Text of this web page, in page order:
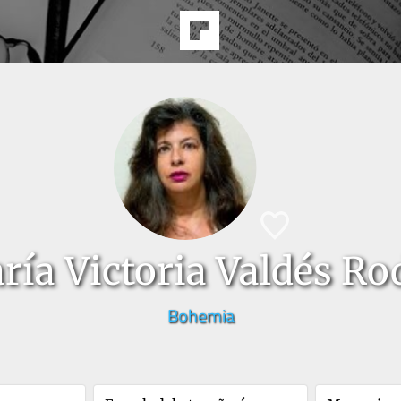
Victoria Valdés
Bohemia